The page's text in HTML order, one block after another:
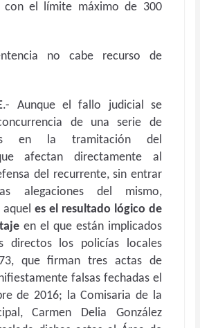
con el límite máximo de 300
no cabe recurso de
.- Aunque el fallo judicial se
de una serie de
en la tramitación del
afectan directamente al
del recurrente, sin entrar
alegaciones del mismo,
aqueles el resultado lógico de
en el que están implicados
directos los policías locales
que firman tres actas de
falsas fechadas el
de 2016; la Comisaria de la
Carmen Delia González